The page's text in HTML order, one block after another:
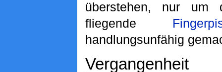
überstehen, nur um
fliegende
handlungsunfähig
Vergangenheit